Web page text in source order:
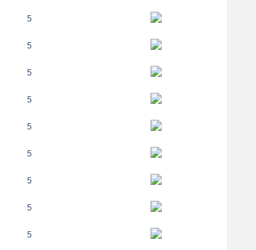
5
5
5
5
5
5
5
5
5